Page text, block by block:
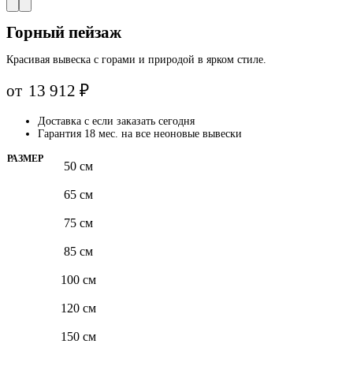
Горный пейзаж
Красивая вывеска с горами и природой в ярком стиле.
от 13 912₽
Доставка с если заказать сегодня
Гарантия 18 мес. на все неоновые вывески
РАЗМЕР
50 см
65 см
75 см
85 см
100 см
120 см
150 см